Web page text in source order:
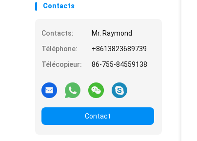
Contacts
Contacts:
Mr. Raymond
Téléphone:
+8613823689739
Télécopieur:
86-755-84559138
Contact